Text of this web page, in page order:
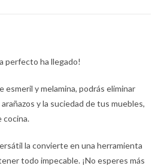
perfecto ha llegado!
esmeril y melamina, podrás eliminar
y la suciedad de tus muebles,
cocina.
la convierte en una herramienta
todo impecable. ¡No esperes más